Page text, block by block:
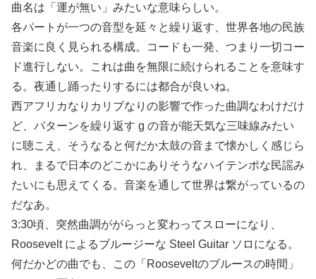
曲名は「運が無い」みたいな意味らしい。
各パートが一つの音型を延々と繰り返す、世界各地の民族
音楽に良く見られる構成。コードも一発、つまり一切コー
ド進行しない。これは曲を無限に続けられることを意味す
る。夜通し踊ったりするには都合が良いね。
西アフリカなりカリブなりの影響で作った曲調なわけだけ
ど、パターンを繰り返す g の音が能天気な三味線みたい
に聴こえ、そうなると何だか太鼓の音まで懐かしく感じら
れ、まるで日本のどこかにありそうなハイテンポな民謡み
たいにも思えてくる。音楽を通して世界は繋がっているの
だなあ。
3:30頃、突然曲調ががらっと変わってスローになり、
Roosevelt によるブルージーな Steel Guitar ソロになる。
何だかどの曲でも、この「Rooseveltのブルースの時間」